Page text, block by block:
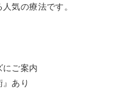
気の療法です。
にご案内
あり